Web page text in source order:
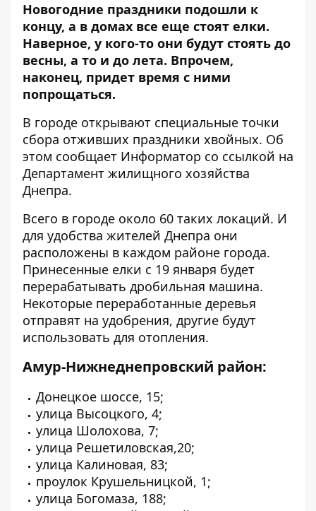
Новогодние праздники подошли к
концу, а в домах все еще стоят елки.
Наверное, у кого-то они будут стоять до
весны, а то и до лета. Впрочем,
наконец, придет время с ними
попрощаться.
В городе открывают специальные точки
сбора отживших праздники хвойных. Об
этом сообщает Информатор со ссылкой на
Департамент жилищного хозяйства
Днепра.
Всего в городе около 60 таких локаций. И
для удобства жителей Днепра они
расположены в каждом районе города.
Принесенные елки с 19 января будет
перерабатывать дробильная машина.
Некоторые переработанные деревья
отправят на удобрения, другие будут
использовать для отопления.
Амур-Нижнеднепровский район:
Донецкое шоссе, 15;
улица Высоцкого, 4;
улица Шолохова, 7;
улица Решетиловская,20;
улица Калиновая, 83;
проулок Крушельницкой, 1;
улица Богомаза, 188;